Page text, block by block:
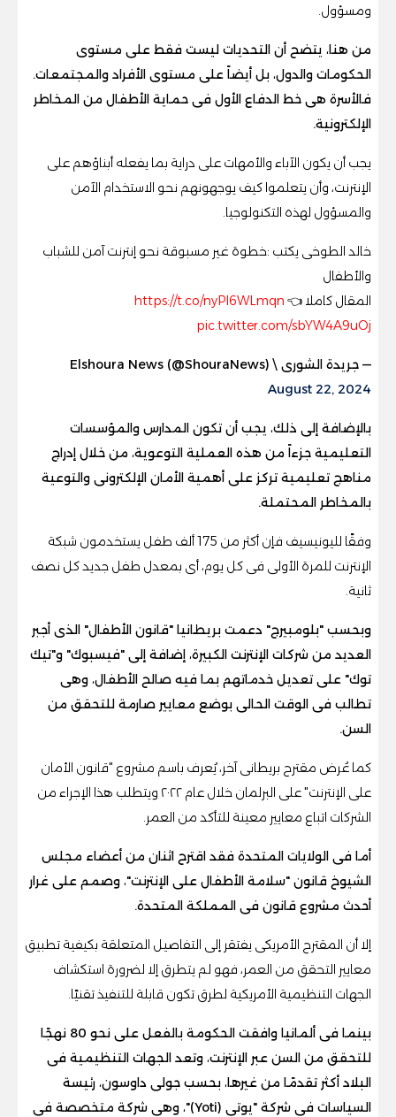
ومسؤول.
من هنا، يتضح أن التحديات ليست فقط على مستوى
الحكومات والدول، بل أيضاً على مستوى الأفراد والمجتمعات.
فالأسرة هى خط الدفاع الأول فى حماية الأطفال من المخاطر
الإلكترونية.
يجب أن يكون الآباء والأمهات على دراية بما يفعله أبناؤهم على
الإنترنت، وأن يتعلموا كيف يوجهونهم نحو الاستخدام الآمن
والمسؤول لهذه التكنولوجيا.
خالد الطوخى يكتب :خطوة غير مسبوقة نحو إنترنت آمن للشباب
والأطفال
المقال كاملا 👈 https://t.co/nyPl6WLmqn
pic.twitter.com/sbYW4A9uOj
— جريدة الشورى \ Elshoura News (@ShouraNews)
August 22, 2024
بالإضافة إلى ذلك، يجب أن تكون المدارس والمؤسسات
التعليمية جزءاً من هذه العملية التوعوية، من خلال إدراج
مناهج تعليمية تركز على أهمية الأمان الإلكترونى والتوعية
بالمخاطر المحتملة.
وفقًا لليونيسيف فإن أكثر من 175 ألف طفل يستخدمون شبكة
الإنترنت للمرة الأولى فى كل يوم، أى بمعدل طفل جديد كل نصف
ثانية.
وبحسب "بلومبيرج" دعمت بريطانيا "قانون الأطفال" الذى أجبر
العديد من شركات الإنترنت الكبيرة، إضافة إلى "فيسبوك" و"تيك
توك" على تعديل خدماتهم بما فيه صالح الأطفال، وهى
تطالب فى الوقت الحالى بوضع معايير صارمة للتحقق من
السن.
كما عُرض مقترح بريطانى آخر، يُعرف باسم مشروع "قانون الأمان
على الإنترنت" على البرلمان خلال عام ۲۰۲۲ ويتطلب هذا الإجراء من
الشركات اتباع معايير معينة للتأكد من العمر.
أما فى الولايات المتحدة فقد اقترح اثنان من أعضاء مجلس
الشيوخ قانون "سلامة الأطفال على الإنترنت"، وصمم على غرار
أحدث مشروع قانون فى المملكة المتحدة.
إلا أن المقترح الأمريكى يفتقر إلى التفاصيل المتعلقة بكيفية تطبيق
معايير التحقق من العمر، فهو لم يتطرق إلا لضرورة استكشاف
الجهات التنظيمية الأمريكية لطرق تكون قابلة للتنفيذ تقنيًا.
بينما فى ألمانيا وافقت الحكومة بالفعل على نحو 80 نهجًا
للتحقق من السن عبر الإنترنت، وتعد الجهات التنظيمية فى
البلاد أكثر تقدمًا من غيرها، بحسب جولى داوسون، رئيسة
السياسات فى شركة "يوتى (Yoti)"، وهى شركة متخصصة فى